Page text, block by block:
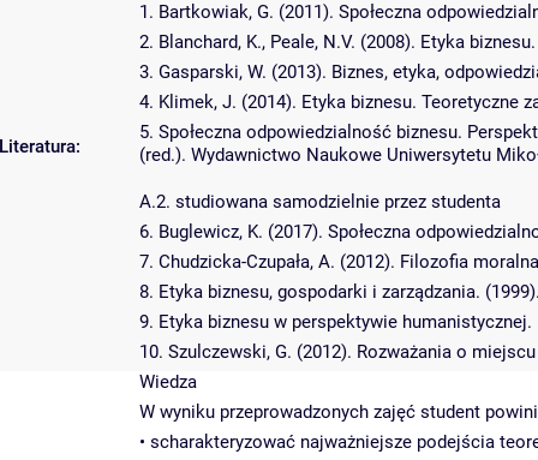
Literatura:
1. Bartkowiak, G. (2011). Społeczna
2. Blanchard, K., Peale, N.V. (2008). Etyka
3. Gasparski, W. (2013). Biznes, etyka,
4. Klimek, J. (2014). Etyka biznesu. Teoretyczne
5. Społeczna odpowiedzialność biznesu.
(red.). Wydawnictwo Naukowe Uniwersytetu
A.2. studiowana samodzielnie przez studenta
6. Buglewicz, K. (2017). Społeczna
7. Chudzicka-Czupała, A. (2012). Filozofia
8. Etyka biznesu, gospodarki i zarządzania.
9. Etyka biznesu w perspektywie
10. Szulczewski, G. (2012). Rozważania o
Wiedza
W wyniku przeprowadzonych zajęć student
• scharakteryzować najważniejsze podejścia